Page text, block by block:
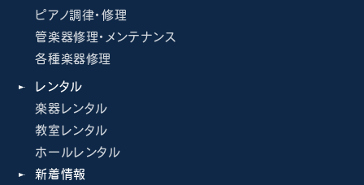
ピアノ調律・修理
管楽器修理・メンテナンス
各種楽器修理
レンタル
楽器レンタル
教室レンタル
ホールレンタル
新着情報